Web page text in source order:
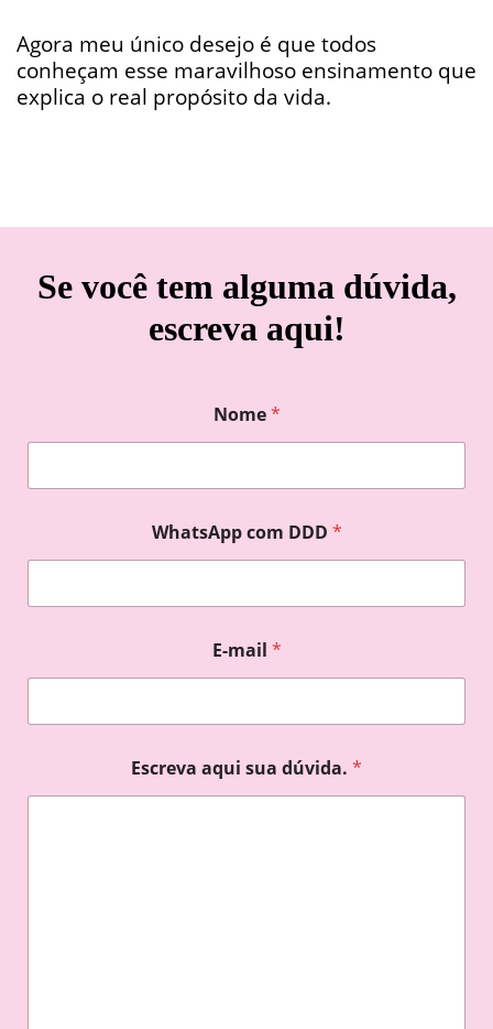
Agora meu único desejo é que todos
conheçam esse maravilhoso ensinamento que
explica o real propósito da vida.
Se você tem alguma dúvida,
escreva aqui!
Nome*
WhatsApp com DDD *
E-mail *
Escreva aqui sua dúvida. *